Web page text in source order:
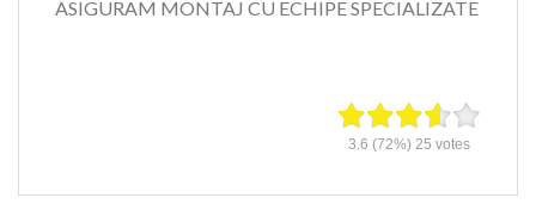
ASIGURAM MONTAJ CU ECHIPE SPECIALIZATE
3.6 (72%) 25 votes